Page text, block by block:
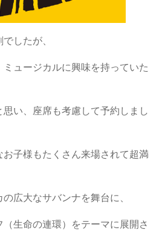
したが、
ミュージカルに興味を持っていた
い、座席も考慮して予約しまし
子様もたくさん来場されて超満
広大なサバンナを舞台に、
生命の連環）をテーマに展開さ